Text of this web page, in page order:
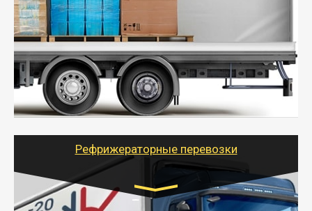
от 5000 руб. Возможен догруз
- Экономный способ доставить вещи от 200 кг в
другой город - догрузом или попутно. Попутные
грузоперевозки для физлиц, ИП и юрлиц обходятся
дешевле.
- Тайгер Логистик организует доставку
крупногабаритных и личных вещей по нужному
для погрузочно-разгрузочных работ при перевозке.
Рефрижераторные перевозки
Транспорт: